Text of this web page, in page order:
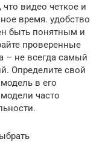
что видео четкое и
время. удобство
быть понятным и
проверенные
– не всегда самый
Определите свой
в его
часто